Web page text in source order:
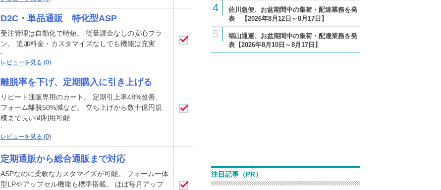
D2C・単品通販 特化型ASP
受注管理は自動化で時短。 従量課金なしの安心プラ
ン。 追加料金・カスタマイズなしでも機能は充実
-
レビューを見る (0)
離脱率を下げ、定期購入に引き上げる
リピート通販専用のカート。 定期引上率48%改善、
フォーム離脱50%減など。 立ち上げから数十億円規
模まで長い間利用可能
-
レビューを見る (0)
定期通販から総合通販まで対応
ASPなのに柔軟なカスタマイズが可能。 フォーム一体
型LPやアップセル機能も標準搭載。 ほぼ毎月アップ
4
佐川急便、お盆期間中の集荷・配達業務を発
表 【2026年8月12日～8月17日】
5
福山通運、お盆期間中の集荷・配達業務を発
表【2026年8月10日～8月17日】
注目記事（PR）